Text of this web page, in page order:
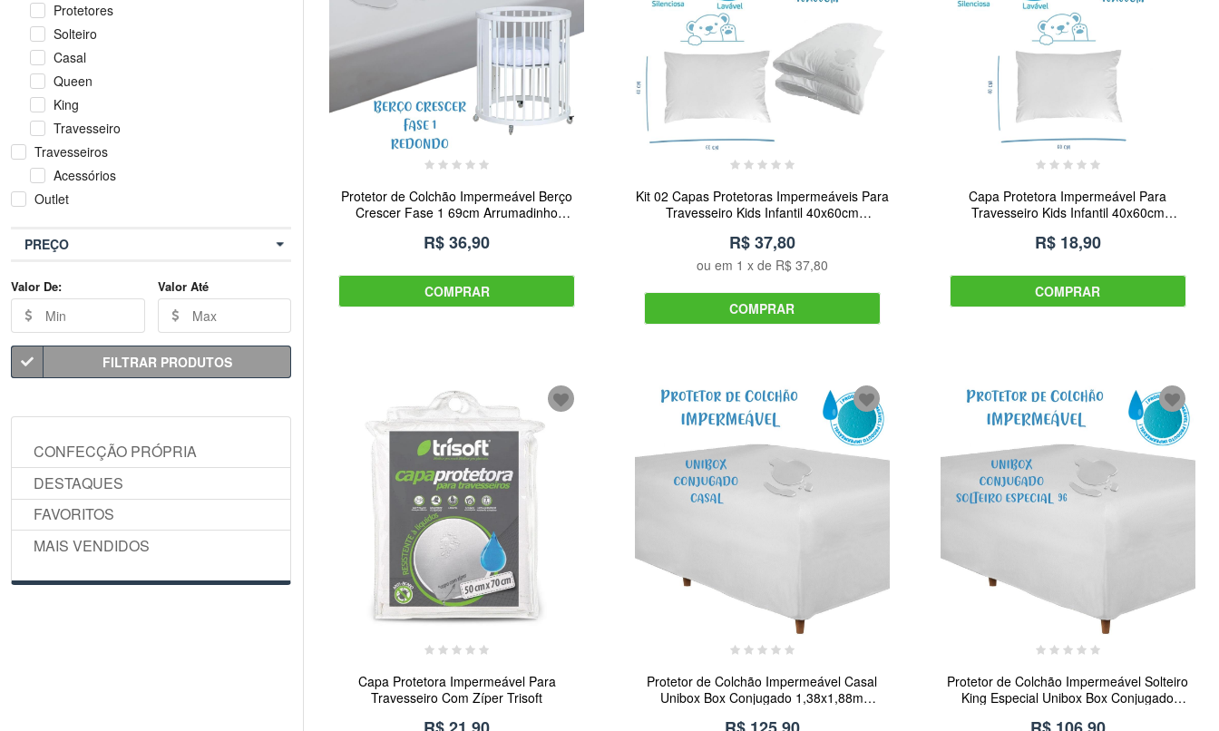
Protetores
Solteiro
Casal
Queen
King
Travesseiro
Travesseiros
Acessórios
Outlet
PREÇO
Valor De: Valor Até
FILTRAR PRODUTOS
CONFECÇÃO PRÓPRIA
DESTAQUES
FAVORITOS
MAIS VENDIDOS
Protetor de Colchão Impermeável Berço
Crescer Fase 1 69cm Arrumadinho
R$ 36,90
COMPRAR
Kit 02 Capas Protetoras Impermeáveis Para
Travesseiro Kids Infantil 40x60cm
R$ 37,80
ou em 1 x de R$ 37,80
COMPRAR
Capa Protetora Impermeável Para
Travesseiro Kids Infantil 40x60cm
R$ 18,90
COMPRAR
Capa Protetora Impermeável Para
Travesseiro Com Zíper Trisoft
Protetor de Colchão Impermeável Casal
Unibox Box Conjugado 1,38x1,88m
Protetor de Colchão Impermeável Solteiro
King Especial Unibox Box Conjugado